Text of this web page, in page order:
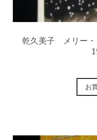
乾久美子 メリー
お